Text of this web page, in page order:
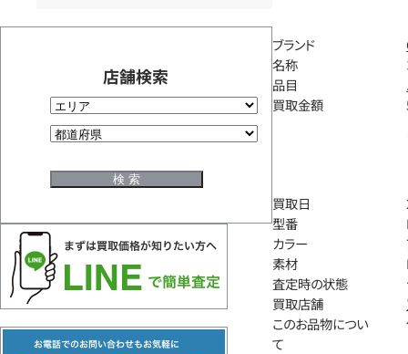
店舗検索
ブランド
名称
品目
買取金額
買取日
型番
カラー
素材
査定時の状態
買取店舗
このお品物につい
て